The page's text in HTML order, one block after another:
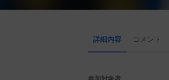
詳細内容 コメント